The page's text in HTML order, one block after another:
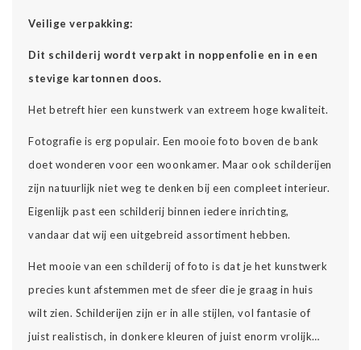
Veilige verpakking:
Dit schilderij wordt verpakt in noppenfolie en in een
stevige kartonnen doos.
Het betreft hier een kunstwerk van extreem hoge kwaliteit.
Fotografie is erg populair. Een mooie foto boven de bank
doet wonderen voor een woonkamer. Maar ook schilderijen
zijn natuurlijk niet weg te denken bij een compleet interieur.
Eigenlijk past een schilderij binnen iedere inrichting,
vandaar dat wij een uitgebreid assortiment hebben.
Het mooie van een schilderij of foto is dat je het kunstwerk
precies kunt afstemmen met de sfeer die je graag in huis
wilt zien. Schilderijen zijn er in alle stijlen, vol fantasie of
juist realistisch, in donkere kleuren of juist enorm vrolijk…